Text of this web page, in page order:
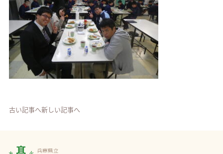
古い記事へ新しい記事へ